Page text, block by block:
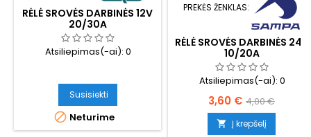
RĖLĖ SROVĖS DARBINĖS 12V
20/30A
Atsiliepimas(-ai): 0
Susisiekti
 Neturime
PREKĖS ŽENKLAS:
RĖLĖ SROVĖS DARBINĖS 24V
10/20A
Atsiliepimas(-ai): 0
Kaina
3,60 € Bazinė
kaina
4,00 €
 Į krepšelį